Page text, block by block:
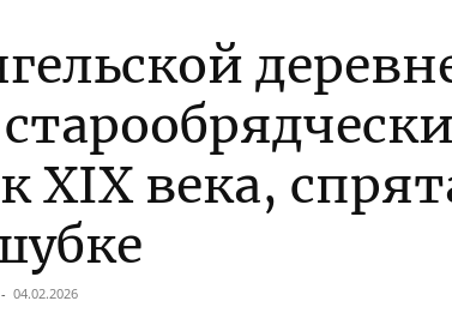
XIX века,
- 04.02.2026